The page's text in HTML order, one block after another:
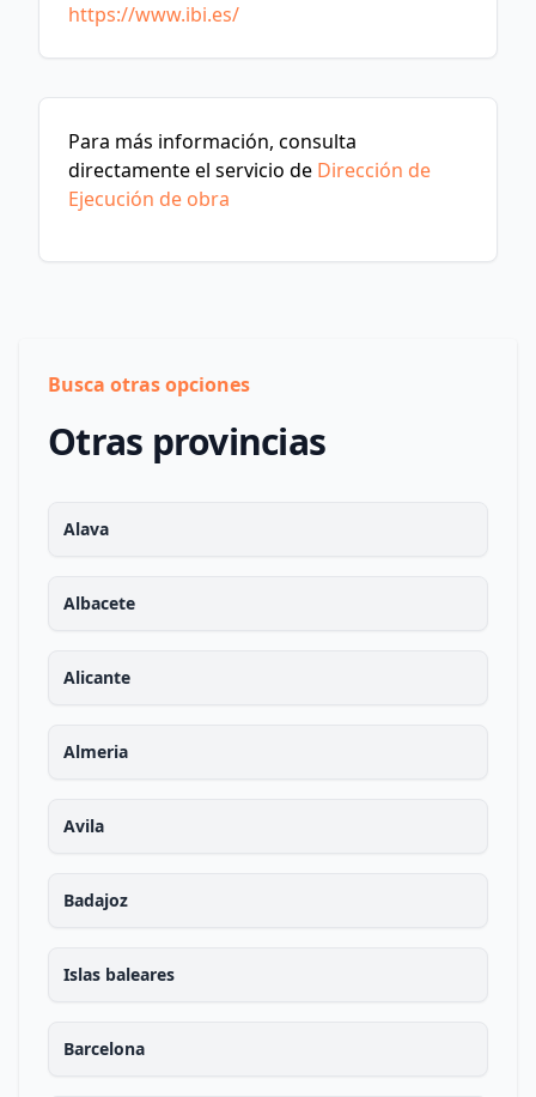
https://www.ibi.es/
Para más información, consulta
directamente el servicio de Dirección de
Ejecución de obra
Busca otras opciones
Otras provincias
Alava
Albacete
Alicante
Almeria
Avila
Badajoz
Islas baleares
Barcelona